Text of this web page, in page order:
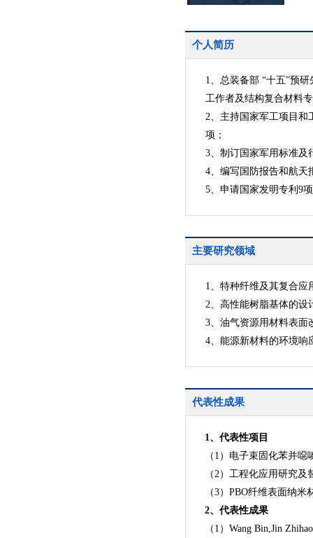
个人简历
1、总装备部 “十五”预
工作者及结构复合材料
2、主持国家军工项目和
项；
3、制订国家军用标准及
4、编写国防报告和航天
5、申请国家发明专利9
主要研究领域
1、特种纤维及其复合应
2、高性能树脂基体的设
3、油气资源用材料表面
4、能源新材料的环境响
代表性成果
1、代表性项目
（1）电子束固化苯并
（2）工程化应用研究
（3）PBO纤维表面纳
2、代表性成果
（1）Wang Bin,Jin